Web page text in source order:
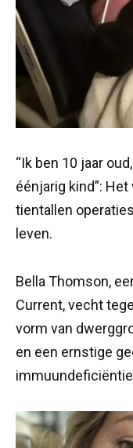
“Ik ben 10 jaar
éénjarig kind”:
tientallen
leven.
Bella Thomson,
Current, vecht
vorm van
en een ernstige